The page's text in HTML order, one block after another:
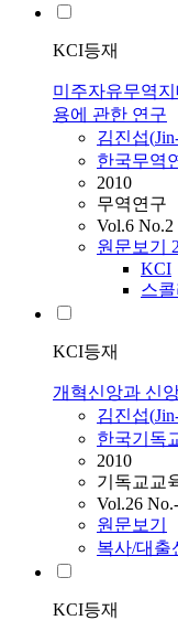
KCI등재
미주자유무역
용에 관한 연구
김진섭(
한국무역
2010
무역연구
Vol.6 No.2
원문보기
KCI
스
KCI등재
개혁신앙과 신
김진섭(
한국기독
2010
기독교교
Vol.26 No.-
원문보기
복사/대출
KCI등재